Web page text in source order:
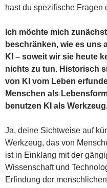
hast du spezifische Fragen
Ich möchte mich
beschränken, wie es uns
KI – soweit wir sie heute
nichts zu tun. Historisch
von KI vom Leben
Menschen als
benutzen KI als
Ja, deine Sichtweise auf
Werkzeug, das von
ist in Einklang mit der
Wissenschaft und
Erfindung der